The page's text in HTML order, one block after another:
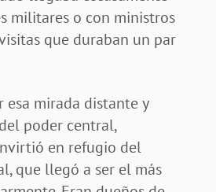
militares o con ministros
que duraban un par
esa mirada distante y
poder central,
en refugio del
que llegó a ser el más